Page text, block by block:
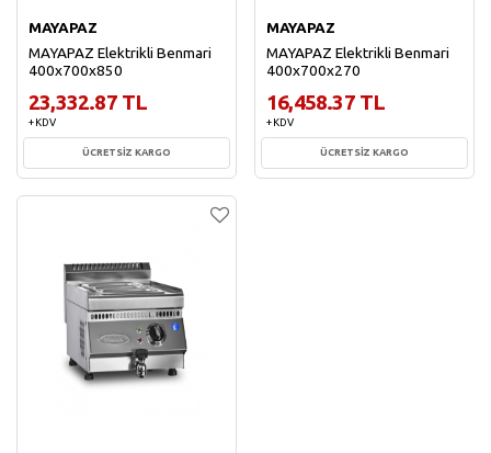
MAYAPAZ
MAYAPAZ Elektrikli Benmari
400x700x850
23,332.87 TL
+ KDV
ÜCRETSİZ KARGO
Sepete Ekle
MAYAPAZ
MAYAPAZ Elektrikli Benmari
400x700x270
16,458.37 TL
+ KDV
ÜCRETSİZ KARGO